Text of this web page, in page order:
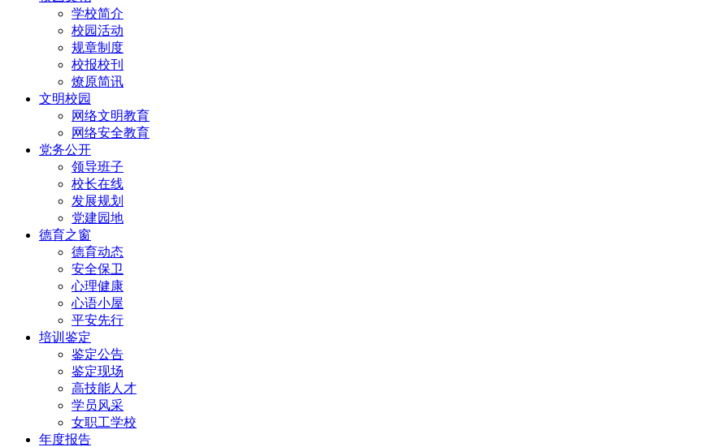
学校简介
校园活动
规章制度
校报校刊
燎原简讯
文明校园
网络文明教育
网络安全教育
党务公开
领导班子
校长在线
发展规划
党建园地
德育之窗
德育动态
安全保卫
心理健康
心语小屋
平安先行
培训鉴定
鉴定公告
鉴定现场
高技能人才
学员风采
女职工学校
年度报告